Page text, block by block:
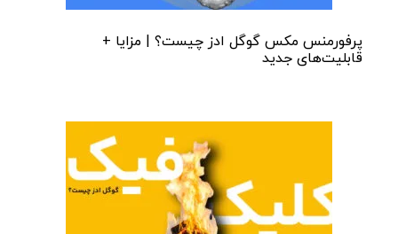
پرفورمنس مکس گوگل ادز چیست؟ | مزایا +
قابلیت‌های جدید